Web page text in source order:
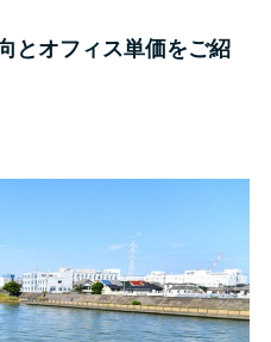
とオフィス単価をご紹